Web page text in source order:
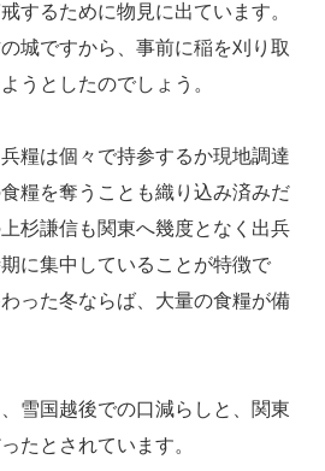
するために物見に出ています。
城ですから、事前に稲を刈り取
うとしたのでしょう。
糧は個々で持参するか現地調達
糧を奪うことも織り込み済みだ
杉謙信も関東へ幾度となく出兵
に集中していることが特徴で
った冬ならば、大量の食糧が備
雪国越後での口減らしと、関東
たとされています。